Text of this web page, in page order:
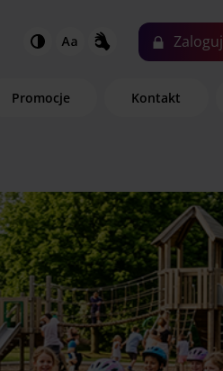
Zaloguj
Promocje Kontakt